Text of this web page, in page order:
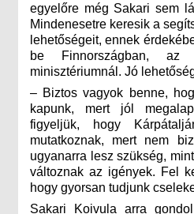
egyelőre még Sakari sem
Mindenesetre keresik a
lehetőségeit, ennek
be Finnországban,
minisztériumnál. Jó
– Biztos vagyok benne,
kapunk, mert jól
figyeljük, hogy
mutatkoznak, mert nem
ugyanarra lesz szükség,
változnak az igények. Fel
hogy gyorsan tudjunk
Sakari Koivula arra